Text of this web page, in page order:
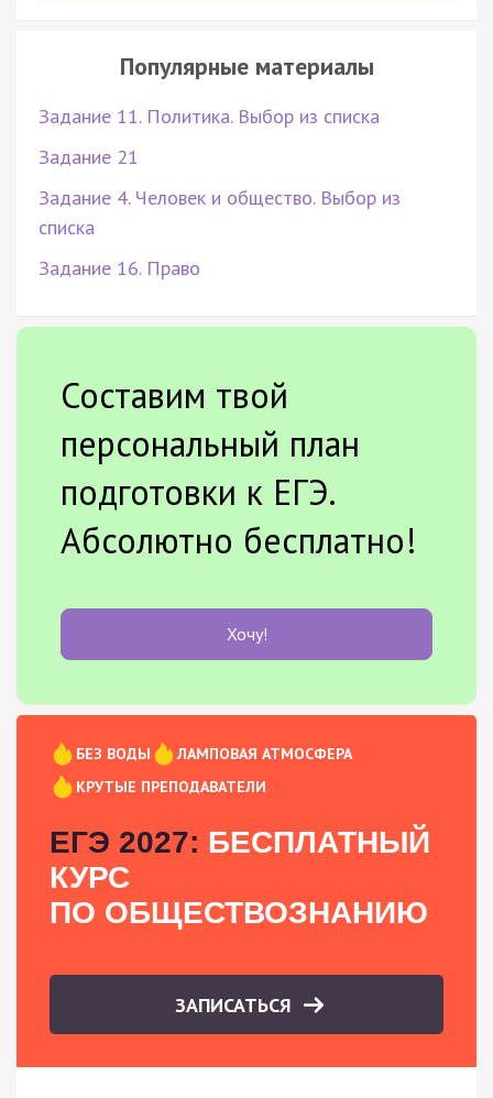
Популярные материалы
Задание 11. Политика. Выбор из списка
Задание 21
Задание 4. Человек и общество. Выбор из
списка
Задание 16. Право
Составим твой
персональный план
подготовки к ЕГЭ.
Абсолютно бесплатно!
Хочу!
БЕЗ ВОДЫ
ЛАМПОВАЯ АТМОСФЕРА
КРУТЫЕ ПРЕПОДАВАТЕЛИ
ЕГЭ 2027: БЕСПЛАТНЫЙ
КУРС
ПО ОБЩЕСТВОЗНАНИЮ
ЗАПИСАТЬСЯ